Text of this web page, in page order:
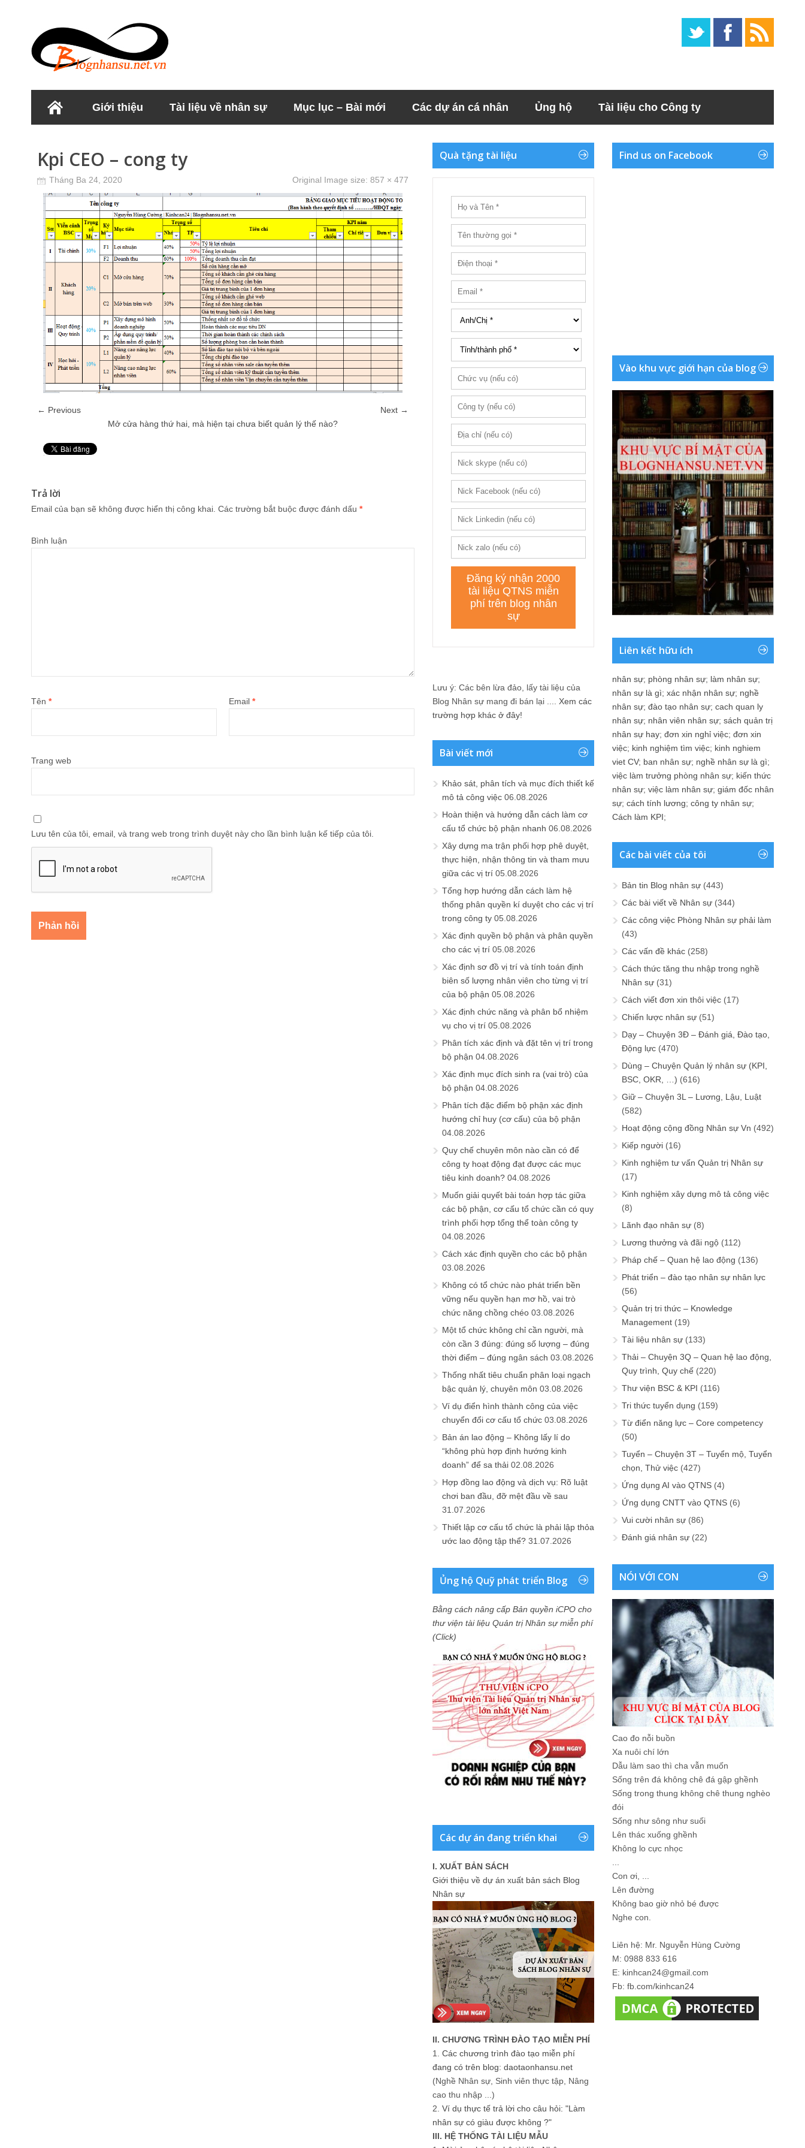
Giới thiệu Tài liệu về nhân sự Mục lục – Bài mới Các dự án cá nhân Ủng hộ Tài liệu cho Công ty
Kpi CEO – cong ty
Tháng Ba 24, 2020 Original Image size: 857 × 477
← Previous
Next →
Mở cửa hàng thứ hai, mà hiện tại chưa biết quản lý thế nào?
Trả lời
Email của bạn sẽ không được hiển thị công khai. Các trường bắt buộc được đánh dấu *
Bình luận
Tên * Email *
Trang web
Lưu tên của tôi, email, và trang web trong trình duyệt này cho lần bình luận kế tiếp của tôi.
Quà tặng tài liệu
Lưu ý: Các bên lừa đảo, lấy tài liệu của
Blog Nhân sự mang đi bán lại .... Xem các
trường hợp khác ở đây!
Bài viết mới
Khảo sát, phân tích và mục đích thiết kế
mô tả công việc 06.08.2026
Hoàn thiện và hướng dẫn cách làm cơ
cấu tổ chức bộ phận nhanh 06.08.2026
Xây dựng ma trận phối hợp phê duyệt,
thực hiện, nhận thông tin và tham mưu
giữa các vị trí 05.08.2026
Tổng hợp hướng dẫn cách làm hệ
thống phân quyền kí duyệt cho các vị trí
trong công ty 05.08.2026
Xác định quyền bộ phận và phân quyền
cho các vị trí 05.08.2026
Xác định sơ đồ vị trí và tính toán định
biên số lượng nhân viên cho từng vị trí
của bộ phận 05.08.2026
Xác định chức năng và phân bổ nhiệm
vụ cho vị trí 05.08.2026
Phân tích xác định và đặt tên vị trí trong
bộ phận 04.08.2026
Xác định mục đích sinh ra (vai trò) của
bộ phận 04.08.2026
Phân tích đặc điểm bộ phận xác định
hướng chỉ huy (cơ cấu) của bộ phận
04.08.2026
Quy chế chuyên môn nào cần có để
công ty hoạt động đạt được các mục
tiêu kinh doanh? 04.08.2026
Muốn giải quyết bài toán hợp tác giữa
các bộ phận, cơ cấu tổ chức cần có quy
trình phối hợp tổng thể toàn công ty
04.08.2026
Cách xác định quyền cho các bộ phận
03.08.2026
Không có tổ chức nào phát triển bền
vững nếu quyền hạn mơ hồ, vai trò
chức năng chồng chéo 03.08.2026
Một tổ chức không chỉ cần người, mà
còn cần 3 đúng: đúng số lượng – đúng
thời điểm – đúng ngân sách 03.08.2026
Thống nhất tiêu chuẩn phân loại ngạch
bậc quản lý, chuyên môn 03.08.2026
Ví dụ điển hình thành công của việc
chuyển đổi cơ cấu tổ chức 03.08.2026
Bản án lao động – Không lấy lí do
“không phù hợp định hướng kinh
doanh” để sa thải 02.08.2026
Hợp đồng lao động và dịch vụ: Rõ luật
chơi ban đầu, đỡ mệt đầu về sau
31.07.2026
Thiết lập cơ cấu tổ chức là phải lập thỏa
ước lao động tập thể? 31.07.2026
Ủng hộ Quỹ phát triển Blog
Bằng cách nâng cấp Bản quyền iCPO cho
thư viện tài liệu Quản trị Nhân sự miễn phí
(Click)
Các dự án đang triển khai
I. XUẤT BẢN SÁCH
Giới thiệu về dự án xuất bản sách Blog
Nhân sự
II. CHƯƠNG TRÌNH ĐÀO TẠO MIỄN PHÍ
1. Các chương trình đào tạo miễn phí
đang có trên blog: daotaonhansu.net
(Nghề Nhân sự, Sinh viên thực tập, Nâng
cao thu nhập ...)
2. Ví dụ thực tế trả lời cho câu hỏi: "Làm
nhân sự có giàu được không ?"
III. HỆ THỐNG TÀI LIỆU MẪU
Find us on Facebook
Vào khu vực giới hạn của blog
Liên kết hữu ích
nhân sự; phòng nhân sự; làm nhân sự;
nhân sự là gì; xác nhận nhân sự; nghề
nhân sự; đào tạo nhân sự; cach quan ly
nhân sự; nhân viên nhân sự; sách quản trị
nhân sự hay; đơn xin nghỉ việc; đơn xin
việc; kinh nghiệm tìm việc; kinh nghiem
viet CV; ban nhân sự; nghề nhân sự là gì;
việc làm trưởng phòng nhân sự; kiến thức
nhân sự; việc làm nhân sự; giám đốc nhân
sự; cách tính lương; công ty nhân sự;
Cách làm KPI;
Các bài viết của tôi
Bản tin Blog nhân sự (443)
Các bài viết về Nhân sự (344)
Các công việc Phòng Nhân sự phải làm
(43)
Các vấn đề khác (258)
Cách thức tăng thu nhập trong nghề
Nhân sự (31)
Cách viết đơn xin thôi việc (17)
Chiến lược nhân sự (51)
Dạy – Chuyện 3Đ – Đánh giá, Đào tạo,
Động lực (470)
Dùng – Chuyện Quản lý nhân sự (KPI,
BSC, OKR, …) (616)
Giữ – Chuyện 3L – Lương, Lậu, Luật
(582)
Hoạt động cộng đồng Nhân sự Vn (492)
Kiếp người (16)
Kinh nghiệm tư vấn Quản trị Nhân sự
(17)
Kinh nghiệm xây dựng mô tả công việc
(8)
Lãnh đạo nhân sự (8)
Lương thưởng và đãi ngộ (112)
Pháp chế – Quan hệ lao động (136)
Phát triển – đào tạo nhân sự nhân lực
(56)
Quản trị tri thức – Knowledge
Management (19)
Tài liệu nhân sự (133)
Thải – Chuyện 3Q – Quan hệ lao động,
Quy trình, Quy chế (220)
Thư viện BSC & KPI (116)
Tri thức tuyển dụng (159)
Từ điển năng lực – Core competency
(50)
Tuyển – Chuyện 3T – Tuyển mộ, Tuyển
chọn, Thử việc (427)
Ứng dụng AI vào QTNS (4)
Ứng dụng CNTT vào QTNS (6)
Vui cười nhân sự (86)
Đánh giá nhân sự (22)
NÓI VỚI CON
Cao đo nỗi buồn
Xa nuôi chí lớn
Dẫu làm sao thì cha vẫn muốn
Sống trên đá không chê đá gập ghềnh
Sống trong thung không chê thung nghèo
đói
Sống như sông như suối
Lên thác xuống ghềnh
Không lo cực nhọc
Con ơi, ...
Lên đường
Không bao giờ nhỏ bé được
Nghe con.
Liên hệ: Mr. Nguyễn Hùng Cường
M: 0988 833 616
E: kinhcan24@gmail.com
Fb: fb.com/kinhcan24